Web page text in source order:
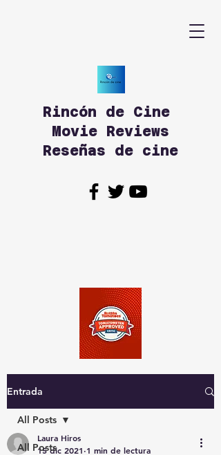
Rincón de Cine
Movie Reviews
Reseñas de cine
Entrada
All Posts
All Posts
Laura Hiros
15 dic 2021 1 min de lectura